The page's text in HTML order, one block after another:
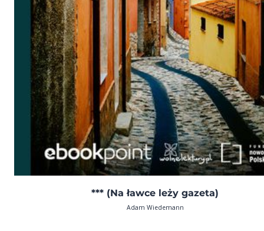
*** (Na ławce leży gazeta)
Adam Wiedemann